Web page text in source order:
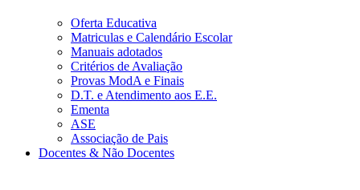
Oferta Educativa
Matriculas e Calendário Escolar
Manuais adotados
Critérios de Avaliação
Provas ModA e Finais
D.T. e Atendimento aos E.E.
Ementa
ASE
Associação de Pais
Docentes & Não Docentes